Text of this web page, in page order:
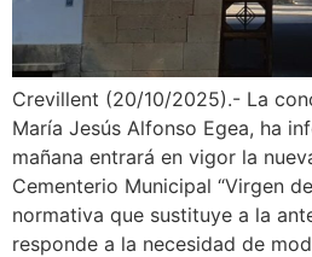
Crevillent (20/10/2025).- La
María Jesús Alfonso Egea, ha
mañana entrará en vigor la
Cementerio Municipal “Virgen
normativa que sustituye a la
responde a la necesidad de